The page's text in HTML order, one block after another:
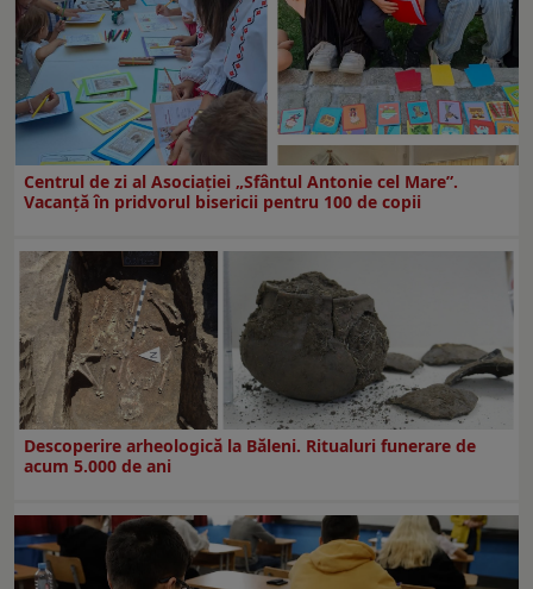
Centrul de zi al Asociației „Sfântul Antonie cel Mare”.
Vacanță în pridvorul bisericii pentru 100 de copii
Descoperire arheologică la Băleni. Ritualuri funerare de
acum 5.000 de ani